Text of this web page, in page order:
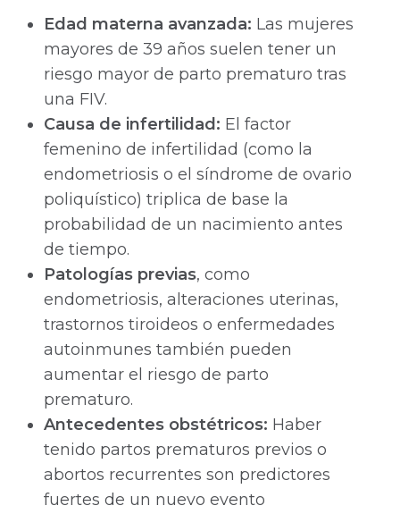
Edad materna avanzada: Las mujeres
mayores de 39 años suelen tener un
riesgo mayor de parto prematuro tras
una FIV.
Causa de infertilidad: El factor
femenino de infertilidad (como la
endometriosis o el síndrome de ovario
poliquístico) triplica de base la
probabilidad de un nacimiento antes
de tiempo.
Patologías previas, como
endometriosis, alteraciones uterinas,
trastornos tiroideos o enfermedades
autoinmunes también pueden
aumentar el riesgo de parto
prematuro.
Antecedentes obstétricos: Haber
tenido partos prematuros previos o
abortos recurrentes son predictores
fuertes de un nuevo evento